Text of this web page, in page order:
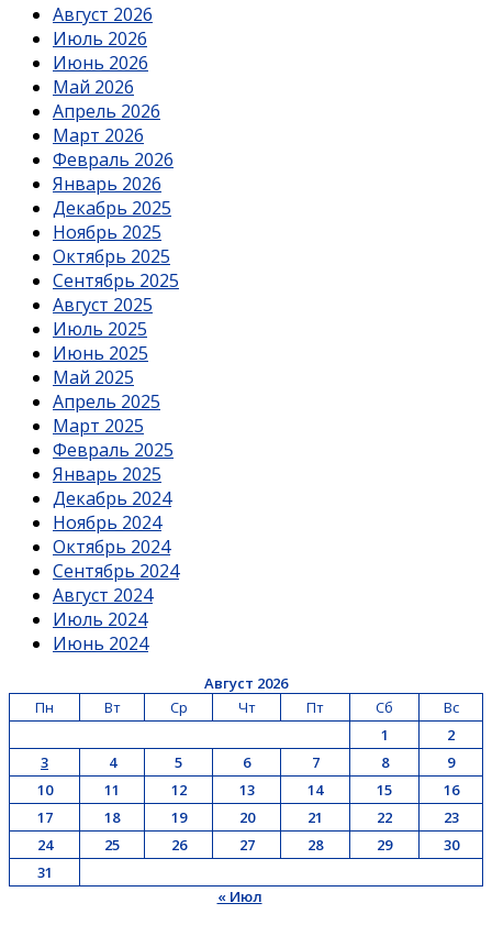
Август 2026
Июль 2026
Июнь 2026
Май 2026
Апрель 2026
Март 2026
Февраль 2026
Январь 2026
Декабрь 2025
Ноябрь 2025
Октябрь 2025
Сентябрь 2025
Август 2025
Июль 2025
Июнь 2025
Май 2025
Апрель 2025
Март 2025
Февраль 2025
Январь 2025
Декабрь 2024
Ноябрь 2024
Октябрь 2024
Сентябрь 2024
Август 2024
Июль 2024
Июнь 2024
Август 2026
Пн
Вт Ср Чт Пт Сб
Вс
1
2
3
4 5 6 7 8
9
10
11 12 13 14 15
16
17
18 19 20 21 22
23
24
25 26 27 28 29
30
31
« Июл